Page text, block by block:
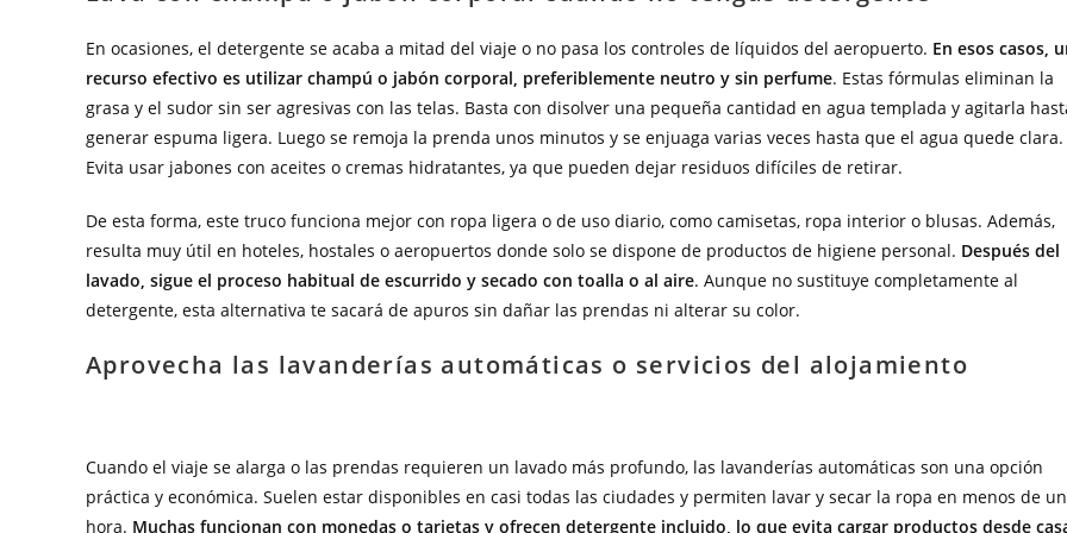
En ocasiones, el detergente se acaba a mitad del viaje o no pasa los controles de líquidos del aeropuerto. En esos casos,
recurso efectivo es utilizar champú o jabón corporal, preferiblemente neutro y sin perfume. Estas fórmulas eliminan la
grasa y el sudor sin ser agresivas con las telas. Basta con disolver una pequeña cantidad en agua templada y agitarla
generar espuma ligera. Luego se remoja la prenda unos minutos y se enjuaga varias veces hasta que el agua quede clara.
Evita usar jabones con aceites o cremas hidratantes, ya que pueden dejar residuos difíciles de retirar.
De esta forma, este truco funciona mejor con ropa ligera o de uso diario, como camisetas, ropa interior o blusas. Además,
resulta muy útil en hoteles, hostales o aeropuertos donde solo se dispone de productos de higiene personal. Después del
lavado, sigue el proceso habitual de escurrido y secado con toalla o al aire. Aunque no sustituye completamente al
detergente, esta alternativa te sacará de apuros sin dañar las prendas ni alterar su color.
Aprovecha las lavanderías automáticas o servicios del alojamiento
Cuando el viaje se alarga o las prendas requieren un lavado más profundo, las lavanderías automáticas son una opción
práctica y económica. Suelen estar disponibles en casi todas las ciudades y permiten lavar y secar la ropa en menos de
hora. Muchas funcionan con monedas o tarjetas y ofrecen detergente incluido, lo que evita cargar productos desde